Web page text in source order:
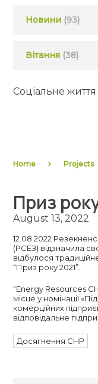
Новини (93)
Вітання (38)
Соціальне життя
Home Projects
Приз
August 13, 2022
12.08.2022
(РСЕЗ) відзначила
відбулося
“Приз року 2021”.
“Energy Resources
місце у номінації
комерційних
відповідальне
Досягнення CHP